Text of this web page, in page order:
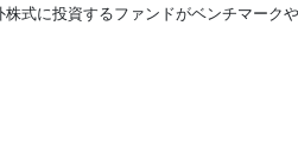
式に投資するファンドがベンチマーク